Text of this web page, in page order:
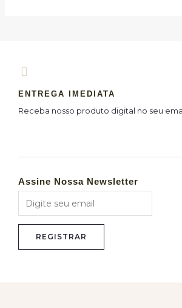
ENTREGA IMEDIATA
Receba nosso produto digital no seu
Assine Nossa Newsletter